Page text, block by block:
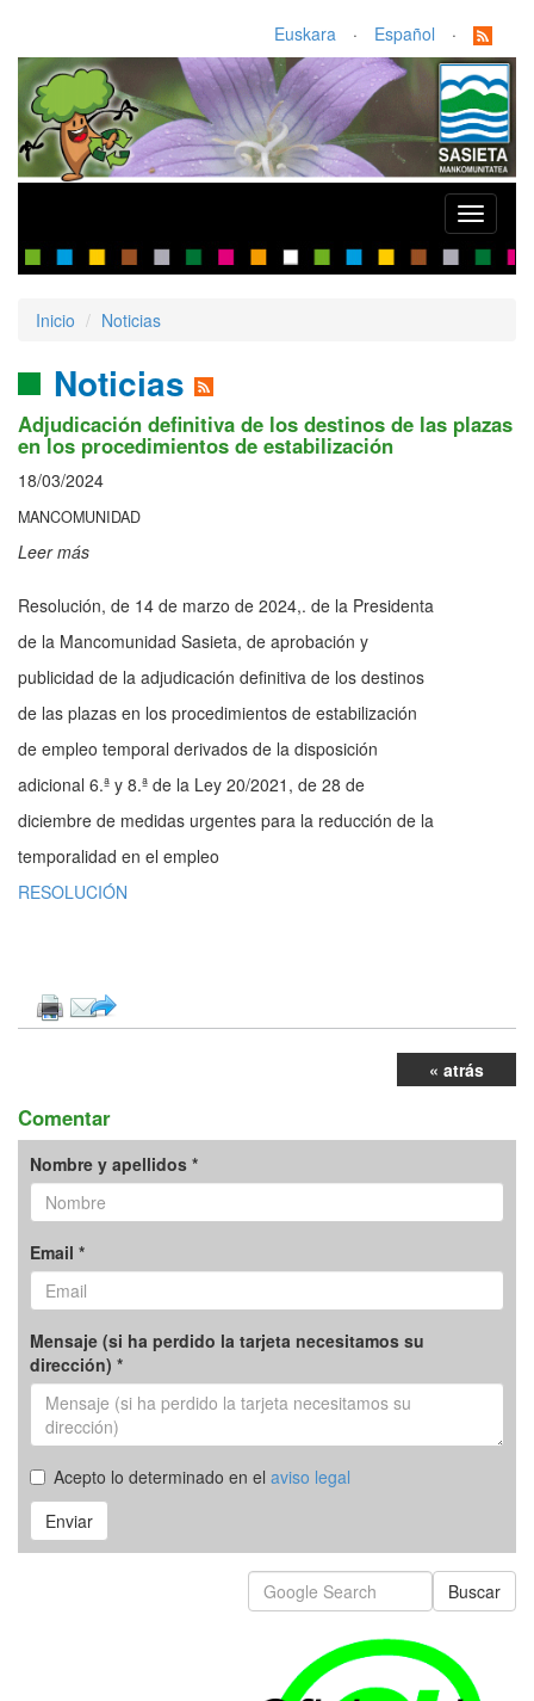
Euskara · Español ·
Toggle
Inicio Noticias
Noticias
Adjudicación definitiva de los destinos de las plazas
en los procedimientos de estabilización
18/03/2024
MANCOMUNIDAD
Leer más
Resolución, de 14 de marzo de 2024,. de la Presidenta
de la Mancomunidad Sasieta, de aprobación y
publicidad de la adjudicación definitiva de los destinos
de las plazas en los procedimientos de estabilización
de empleo temporal derivados de la disposición
adicional 6.ª y 8.ª de la Ley 20/2021, de 28 de
diciembre de medidas urgentes para la reducción de la
temporalidad en el empleo
RESOLUCIÓN
« atrás
Comentar
Nombre y apellidos *
Email *
Mensaje (si ha perdido la tarjeta necesitamos su
dirección) *
Acepto lo determinado en el aviso legal
Enviar
Buscar